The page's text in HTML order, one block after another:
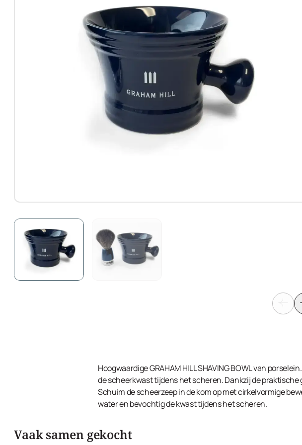
Hoogwaardige GRAHAM HILL SHAVING BOWL van
de scheerkwast tijdens het scheren. Dankzij de praktische
Schuim de scheerzeep in de kom op met cirkelvormige
water en bevochtig de kwast tijdens het scheren.
Vaak samen gekocht